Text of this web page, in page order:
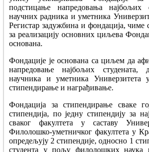
подстицање напредовања најбољих
научних радника и уметника
Регистар задужбина и фондација, чиме
за реализацију основних циљева
основана.
Фондације је основана са циљем да
напредовање најбољих студената,
научника и уметника Универзитета
стипендирање и награђивање.
Фондација за стипендирање сваке
стипендија, по једну стипендију за
сваког факултета у саставу
Филолошко-уметничког факултета у
опредељују 2 стипендије, односно 1
студента у пољу филолошких наука